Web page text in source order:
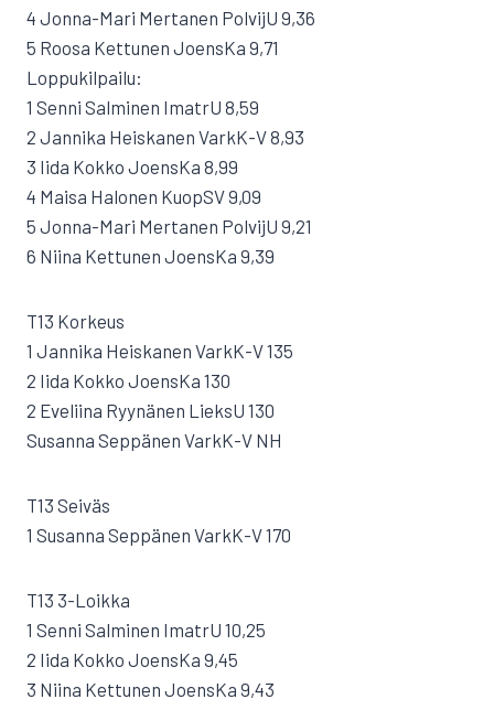
4 Jonna-Mari Mertanen PolvijU 9,36
5 Roosa Kettunen JoensKa 9,71
Loppukilpailu:
1 Senni Salminen ImatrU 8,59
2 Jannika Heiskanen VarkK-V 8,93
3 Iida Kokko JoensKa 8,99
4 Maisa Halonen KuopSV 9,09
5 Jonna-Mari Mertanen PolvijU 9,21
6 Niina Kettunen JoensKa 9,39
T13 Korkeus
1 Jannika Heiskanen VarkK-V 135
2 Iida Kokko JoensKa 130
2 Eveliina Ryynänen LieksU 130
Susanna Seppänen VarkK-V NH
T13 Seiväs
1 Susanna Seppänen VarkK-V 170
T13 3-Loikka
1 Senni Salminen ImatrU 10,25
2 Iida Kokko JoensKa 9,45
3 Niina Kettunen JoensKa 9,43